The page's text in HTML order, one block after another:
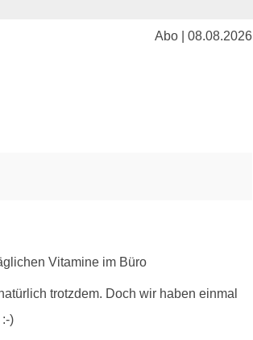
Abo | 08.08.2026
trotzdem. Doch wir haben einmal
)